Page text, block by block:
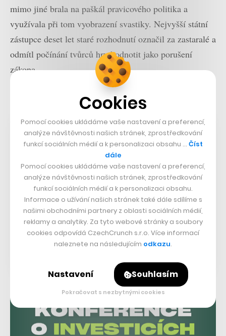
mimo jiné brala na paškál pravicového politika a
využívala při tom vyobrazení svastiky. Nejvyšší státní
zástupce deset let staré rozhodnutí označil za zastaralé a
odmítl počínání tvůrců hry hodnotit jako porušení
zákona.
Více na CzechCrunch JobsCookies
Pomocí cookies ukládáme vaše nastavení a preferencí,
analýze návštěvnosti našich stránek, zprostředkování
funkcí sociálních médií a k personalizaci obsahu … Číst
dále
Pomocí cookies ukládáme vaše nastavení a preferencí,
analýze návštěvnosti našich stránek, zprostředkování
funkcí sociálních médií a k personalizaci obsahu.
Informace o užívání našich stránek také dále sdílíme s
našimi obchodními partnery z oblasti sociálních médií,
reklamy a analytiky. Za tyto webové stránky a soubory
cookies odpovídá CzechCrunch s.r.o. Více informací
naleznete na následujícím odkazu.
Nastavení Souhlasím
Pokračovat s nezbytnými cookies